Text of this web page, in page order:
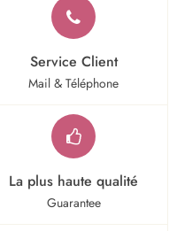
Service Client
Mail & Téléphone
La plus haute qualité
Guarantee